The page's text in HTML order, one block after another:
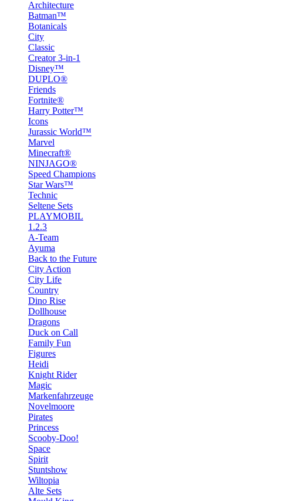
Architecture
Batman™
Botanicals
City
Classic
Creator 3-in-1
Disney™
DUPLO®
Friends
Fortnite®
Harry Potter™
Icons
Jurassic World™
Marvel
Minecraft®
NINJAGO®
Speed Champions
Star Wars™
Technic
Seltene Sets
PLAYMOBIL
1.2.3
A-Team
Ayuma
Back to the Future
City Action
City Life
Country
Dino Rise
Dollhouse
Dragons
Duck on Call
Family Fun
Figures
Heidi
Knight Rider
Magic
Markenfahrzeuge
Novelmoore
Pirates
Princess
Scooby-Doo!
Space
Spirit
Stuntshow
Wiltopia
Alte Sets